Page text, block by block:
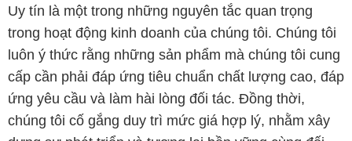
Uy tín là một trong những nguyên tắc quan trọng
trong hoạt động kinh doanh của chúng tôi. Chúng tôi
luôn ý thức rằng những sản phẩm mà chúng tôi cung
cấp cần phải đáp ứng tiêu chuẩn chất lượng cao, đáp
ứng yêu cầu và làm hài lòng đối tác. Đồng thời,
chúng tôi cố gắng duy trì mức giá hợp lý, nhằm xây